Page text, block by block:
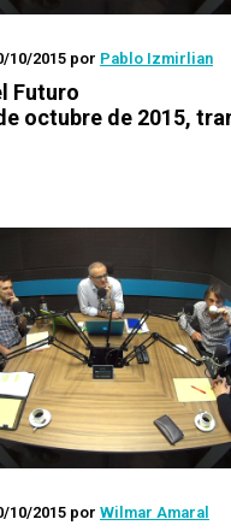
10/2015 por Pablo Izmirlian
Futuro
octubre de 2015,
10/2015 por Wilmar Amaral